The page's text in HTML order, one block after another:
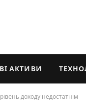
АКТИВИ
доходу недостатнім